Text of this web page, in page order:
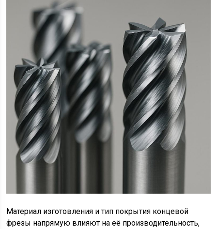
Материал изготовления и тип покрытия концевой
фрезы напрямую влияют на её производительность,